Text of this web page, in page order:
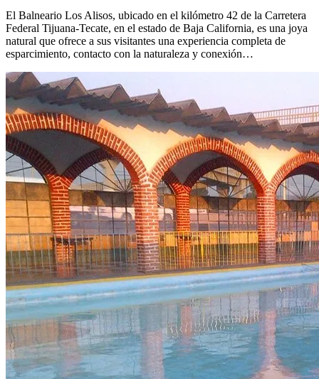
El Balneario Los Alisos, ubicado en el kilómetro 42 de la Carretera
Federal Tijuana-Tecate, en el estado de Baja California, es una joya
natural que ofrece a sus visitantes una experiencia completa de
esparcimiento, contacto con la naturaleza y conexión…